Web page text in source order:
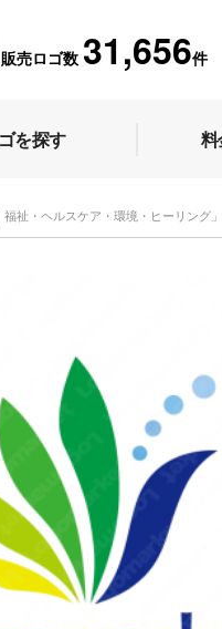
販売ロゴ数 31,656件
を探す
祉・ヘルスケア・環境・ヒーリング」